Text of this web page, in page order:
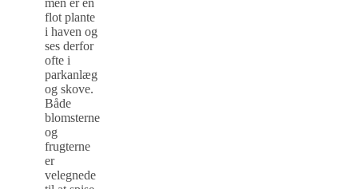
flot plante
i haven og
ses derfor
ofte i
parkanlæg
og skove.
Både
blomsterne
og
frugterne
er
velegnede